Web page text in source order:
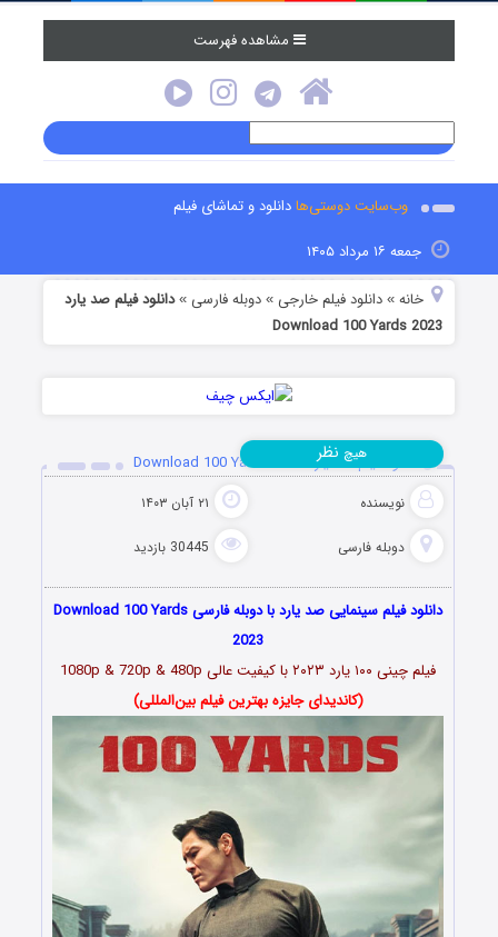
مشاهده فهرست
وب‌سایت دوستی‌هادانلود و تماشای فیلم
جمعه ۱۶ مرداد ۱۴۰۵
خانه »دانلود فیلم خارجی »دوبله فارسی »دانلود فیلم صد یارد
Download 100 Yards 2023
دانلود فیلم صد یارد Download 100 Yards 2023
نویسنده ۲۱ آبان ۱۴۰۳
دوبله فارسی 30445 بازدید
هیچ نظر
دانلود فیلم سینمایی صد یارد با دوبله فارسی Download 100 Yards
2023
فیلم چینی ۱۰۰ یارد ۲۰۲۳ با کیفیت عالی 1080p & 720p & 480p
(کاندیدای جایزه بهترین فیلم بین‌المللی)